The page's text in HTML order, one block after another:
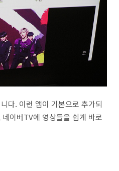
다. 이런 앱이 기본으로 추가되
이버TV에 영상들을 쉽게 바로